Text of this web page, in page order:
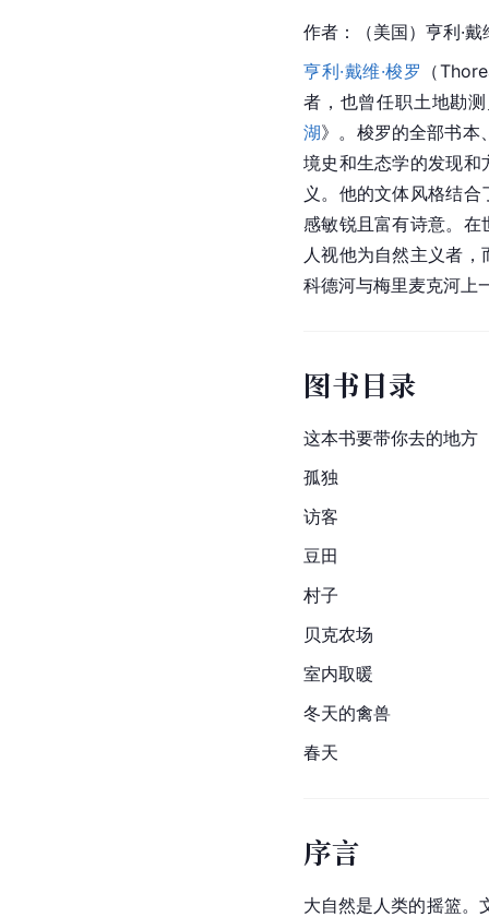
作者：（美国） 亨利·戴
亨利·戴维·梭罗 （
者，也曾任职土地勘
湖》。 梭罗的全部书本
境史和生态学的发现和
义。他的文体风格结
感敏锐且富有诗意。在
人视他为自然主义者
科德河与梅里麦克河上
图书目录
这本书要带你去的地方
孤独
访客
豆田
村子
贝克农场
室内取暖
冬天的禽兽
春天
序言
大自然是人类的摇篮。